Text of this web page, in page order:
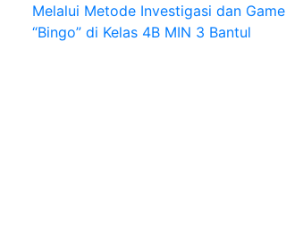
Melalui Metode Investigasi dan Game
“Bingo” di Kelas 4B MIN 3 Bantul